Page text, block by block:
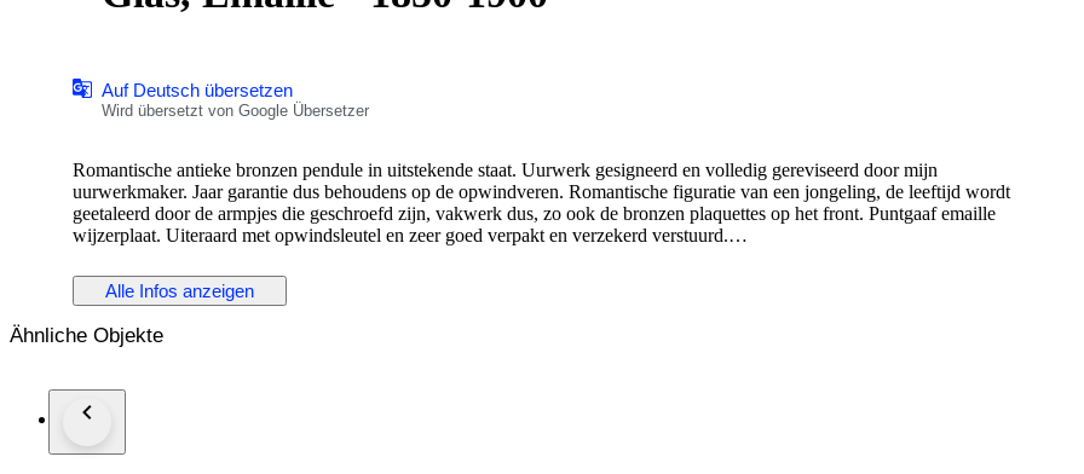
Auf Deutsch übersetzen
Wird übersetzt von Google Übersetzer
Romantische antieke bronzen pendule in uitstekende staat. Uurwerk gesigneerd en volledig gereviseerd door mijn
uurwerkmaker. Jaar garantie dus behoudens op de opwindveren. Romantische figuratie van een jongeling, de leeftijd wordt
geetaleerd door de armpjes die geschroefd zijn, vakwerk dus, zo ook de bronzen plaquettes op het front. Puntgaaf emaille
wijzerplaat. Uiteraard met opwindsleutel en zeer goed verpakt en verzekerd verstuurd.
Een eventuele koper dient er rekening mee te houden dat het een antiek uurwerk betreft. Dit vraagt een specifieke behandeling,
het hangen, het eventueel bijstellen. Het is geen quartzklokje wat zonder nadenken ergens opgehangen of neergezet kan worden.
Een (oud) mechanisch uurwerk dient in de slingerbeweging een zeer regelmatige slingerbeweging te hebben. Dat kan betekenen
vragen.
Alle Infos anzeigen
Ähnliche Objekte